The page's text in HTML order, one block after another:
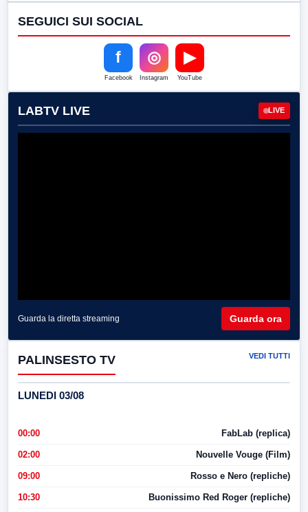
SEGUICI SUI SOCIAL
f
Facebook
◎
Instagram
▶
YouTube
LABTV LIVE LIVE
Guarda la diretta streaming Guarda ora
PALINSESTO TV VEDI TUTTI
LUNEDI 03/08
00:00 FabLab (replica)
02:00 Nouvelle Vouge (Film)
09:00 Rosso e Nero (repliche)
10:30 Buonissimo Red Roger (repliche)